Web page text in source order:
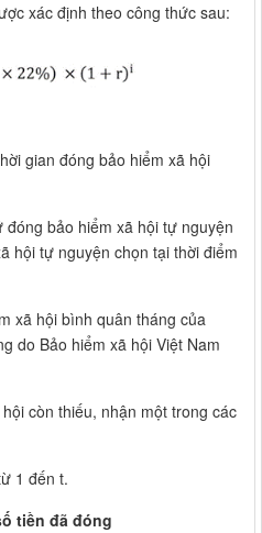
xác định theo công thức sau:
gian đóng bảo hiểm xã hội
bảo hiểm xã hội tự nguyện
hội tự nguyện chọn tại thời điểm
xã hội bình quân tháng của
do Bảo hiểm xã hội Việt Nam
còn thiếu, nhận một trong các
1 đến t.
tiền đã đóng